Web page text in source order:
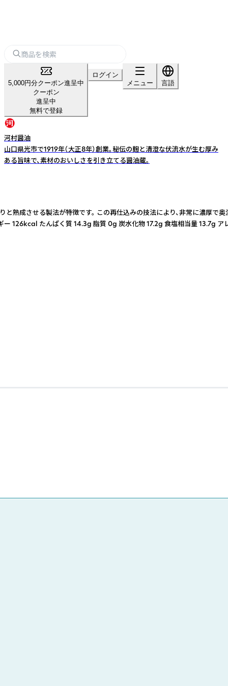
5,000円分クーポン進呈中
クーポン
進呈中
無料で登録
ログイン
メニュー
言語
河村醤油
山口県光市で1919年（大正8年）創業。秘伝の麹と清澄な伏流水が生む厚み
ある旨味で、素材のおいしさを引き立てる醤油蔵。
させる製法が特徴です。 この再仕込みの技法により、非常に濃
ギー 126kcal たんぱく質 14.3g 脂質 0g 炭水化物 17.2g 食塩相当量